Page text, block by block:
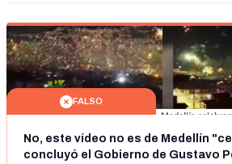
FALSO
No, este vídeo no es de Medellín
concluyó el Gobierno de Gustavo